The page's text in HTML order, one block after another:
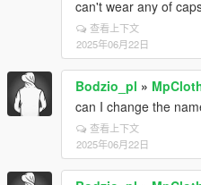
can't wear any of
查看上下文
2025年06月22日
Bodzio_pl »
can I change the
查看上下文
2025年06月22日